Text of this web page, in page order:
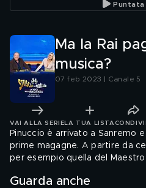
Ma la Rai
musica?
07 feb 2023 | Canale 5
VAI ALLA SERIE LA TUA LISTA
Pinuccio è arrivato a Sanremo
prime magagne. A partire da
per esempio quella del Maestro
Guarda anche